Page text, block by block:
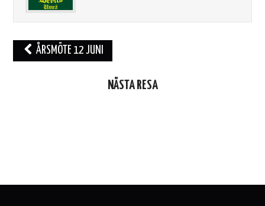
Inläggsnavigering
ÅRSMÖTE 12 JUNI
NÄSTA RESA